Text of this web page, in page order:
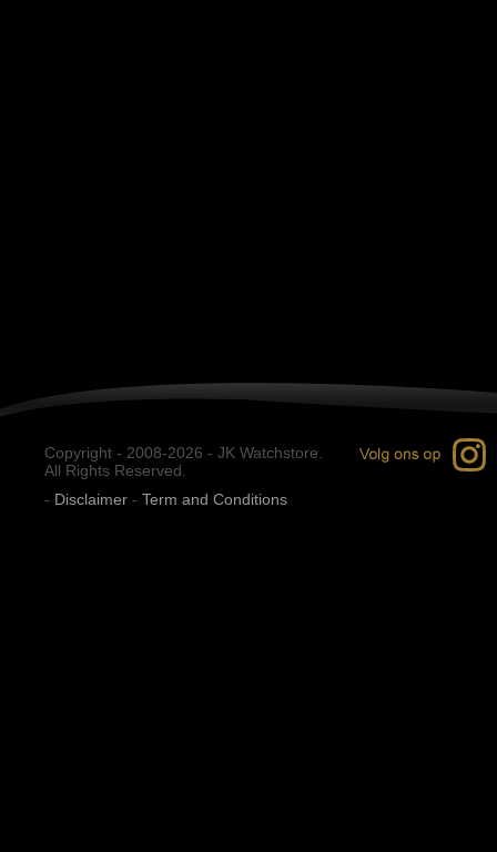
Copyright - 2008-2026 - JK Watchstore.
All Rights Reserved.
- Disclaimer - Term and Conditions